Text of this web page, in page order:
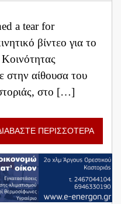
a tear for
βίντεο για το
στην αίθουσα του
στο […]
ΠΕΡΙΣΣΟΤΕΡΑ